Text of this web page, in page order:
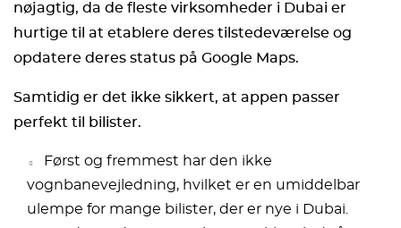
nøjagtig, da de fleste virksomheder i Dubai er
hurtige til at etablere deres tilstedeværelse og
opdatere deres status på Google Maps.
Samtidig er det ikke sikkert, at appen passer
perfekt til bilister.
Først og fremmest har den ikke
vognbanevejledning, hvilket er en umiddelbar
ulempe for mange bilister, der er nye i Dubai.